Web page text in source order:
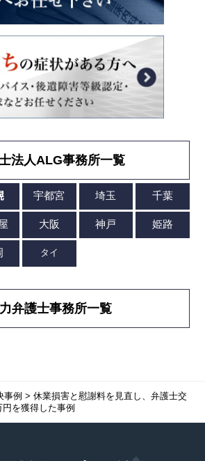
法人ALG事務所一覧
弁護士事務所一覧
事例 > 休業損害と慰謝料を見直し、弁護士交
を獲得した事例